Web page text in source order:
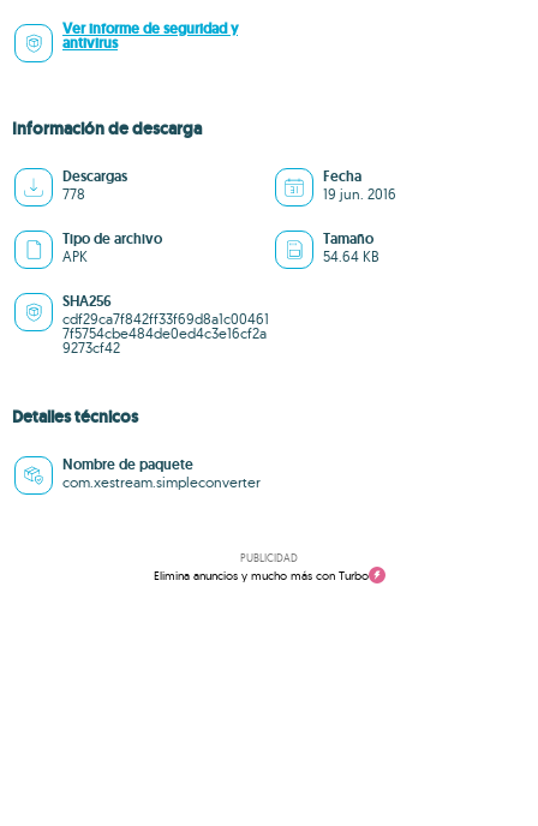
Ver informe de seguridad y
antivirus
Información de descarga
Descargas
778
Fecha
19 jun. 2016
Tipo de archivo
APK
Tamaño
54.64 KB
SHA256
cdf29ca7f842ff33f69d8a1c00461
7f5754cbe484de0ed4c3e16cf2a
9273cf42
Detalles técnicos
Nombre de paquete
com.xestream.simpleconverter
PUBLICIDAD
Elimina anuncios y mucho más con Turbo